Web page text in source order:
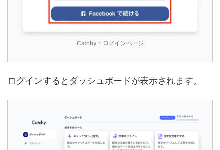
Catchy：ログインページ
ログインするとダッシュボードが表示されます。